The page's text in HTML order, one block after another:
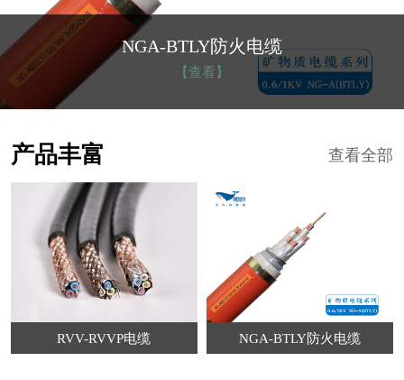
NGA-BTLY防火电缆
【查看】
查看全部
产品丰富
RVV-RVVP电缆 NGA-BTLY防火电缆